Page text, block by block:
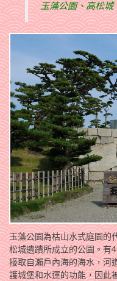
玉藻公園、高松城
玉藻公園為枯山水式庭園的
松城遺蹟所成立的公園。有
接取自瀨戶內海的海水，河
護城堡和水運的功能，因此